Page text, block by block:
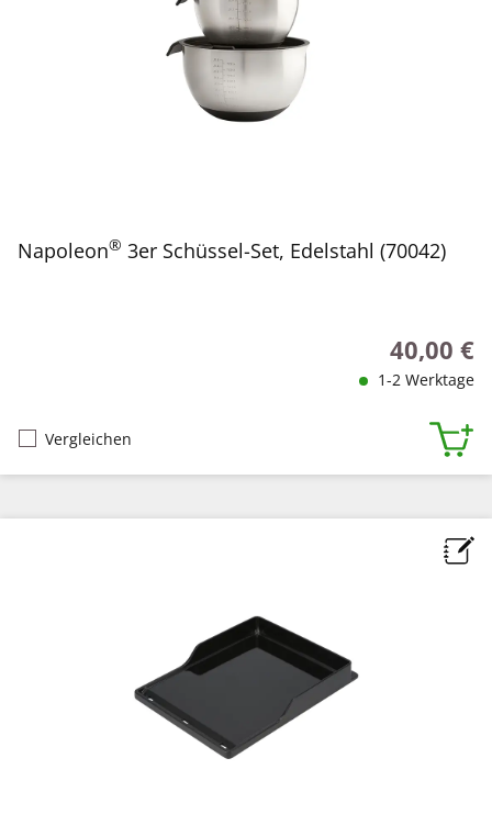
Napoleon® 3er Schüssel-Set, Edelstahl (70042)
Regulärer
40,00 €
1-2 Werktage
Vergleichen